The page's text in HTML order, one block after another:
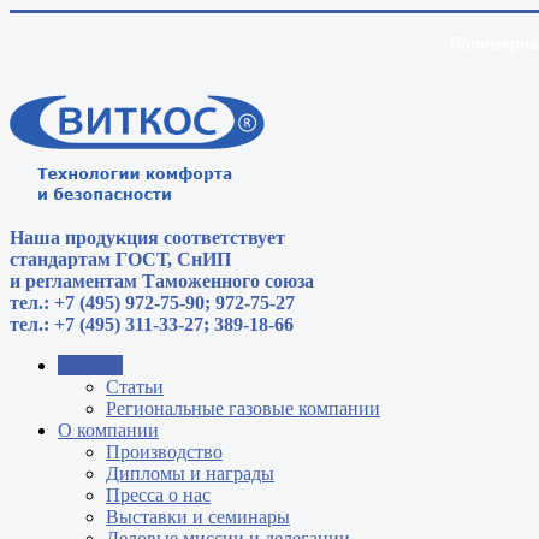
Наша продукция соответствует
стандартам ГОСТ, СнИП
и регламентам Таможенного союза
тел.: +7 (495) 972-75-90; 972-75-27
тел.: +7 (495) 311-33-27; 389-18-66
Статьи
Региональные газовые компании
О компании
Производство
Дипломы и награды
Пресса о нас
Выставки и семинары